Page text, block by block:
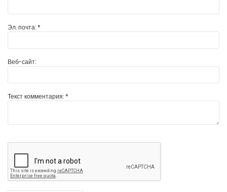
Эл. почта:*
Веб-сайт:
Текст комментария:*